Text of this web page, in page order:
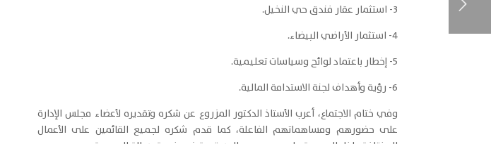
3- استثمار عقار فندق حي النخيل.
4- استثمار الأراضي البيضاء.
5- إخطار باعتماد لوائح وسياسات تعليمية.
6- رؤية وأهداف لجنة الاستدامة المالية.
وفي ختام الاجتماع، أعرب الأستاذ الدكتور المزروع عن شكره وتقديره لأعضاء مجلس الإدارة
على حضورهم ومساهماتهم الفاعلة، كما قدم شكره لجميع القائمين على الأعمال